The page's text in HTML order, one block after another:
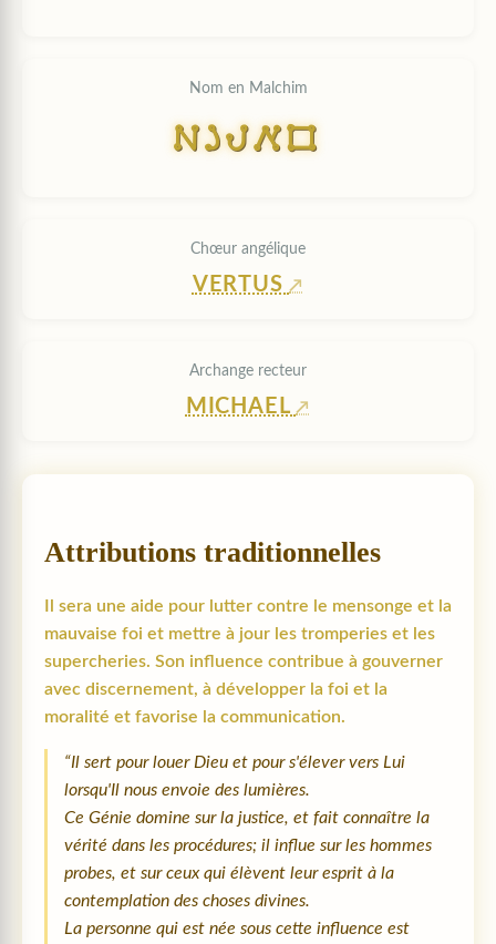
Nom en Malchim
HYLSO
Chœur angélique
VERTUS
Archange recteur
MICHAEL
Attributions traditionnelles
Il sera une aide pour lutter contre le mensonge et la
mauvaise foi et mettre à jour les tromperies et les
supercheries. Son influence contribue à gouverner
avec discernement, à développer la foi et la
moralité et favorise la communication.
“Il sert pour louer Dieu et pour s'élever vers Lui
lorsqu'Il nous envoie des lumières.
Ce Génie domine sur la justice, et fait connaître la
vérité dans les procédures; il influe sur les hommes
probes, et sur ceux qui élèvent leur esprit à la
contemplation des choses divines.
La personne qui est née sous cette influence est